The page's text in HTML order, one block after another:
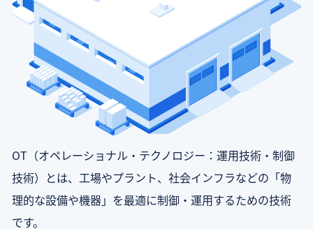
OT（オペレーショナル・テクノロジー：運用技術・制御
技術）とは、工場やプラント、社会インフラなどの「物
理的な設備や機器」を最適に制御・運用するための技術
です。